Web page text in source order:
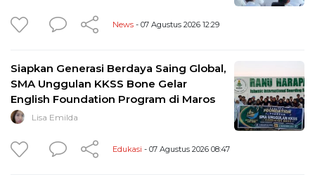
News - 07 Agustus 2026 12:29
Siapkan Generasi Berdaya Saing Global,
SMA Unggulan KKSS Bone Gelar
English Foundation Program di Maros
Lisa Emilda
Edukasi - 07 Agustus 2026 08:47